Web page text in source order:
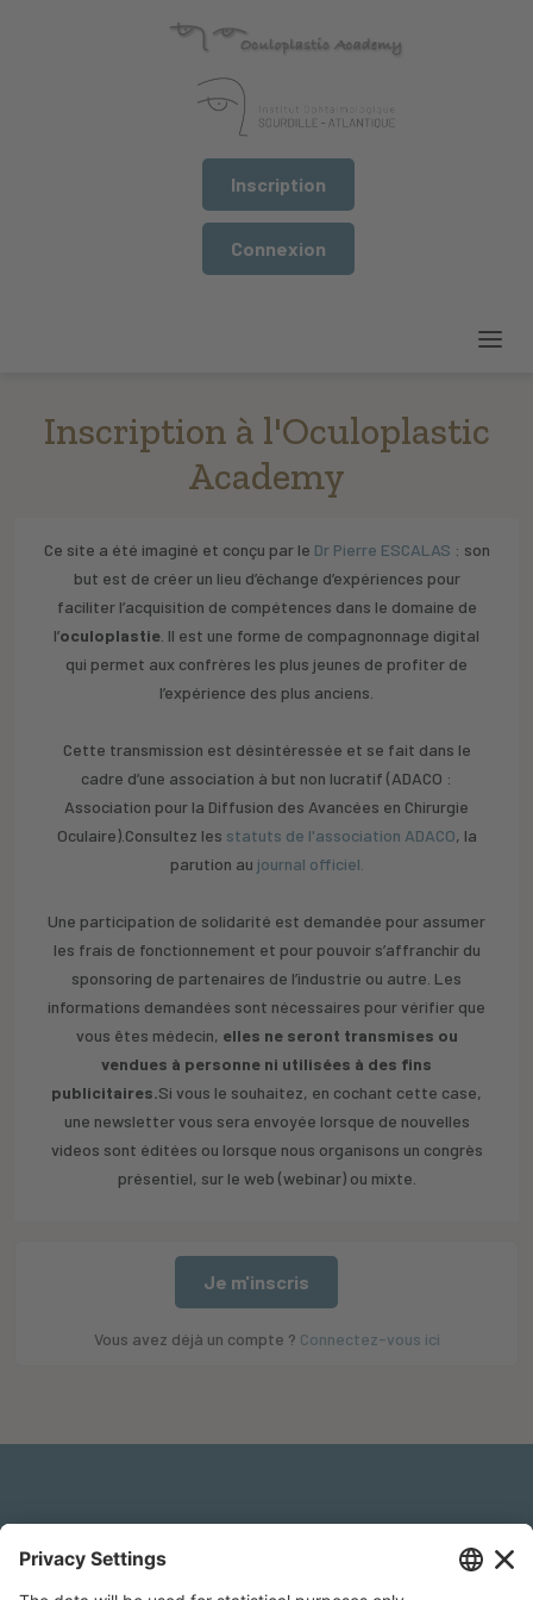
Inscription
Connexion
Inscription à l'Oculoplastic
Academy
Ce site a été imaginé et conçu par le Dr Pierre ESCALAS : son
but est de créer un lieu d’échange d’expériences pour
faciliter l’acquisition de compétences dans le domaine de
l’oculoplastie . Il est une forme de compagnonnage digital
qui permet aux confrères les plus jeunes de profiter de
l’expérience des plus anciens.
Cette transmission est désintéressée et se fait dans le
cadre d’une association à but non lucratif (ADACO :
Association pour la Diffusion des Avancées en Chirurgie
Oculaire).Consultez les statuts de l'association ADACO, la
parution au journal officiel.
Une participation de solidarité est demandée pour assumer
les frais de fonctionnement et pour pouvoir s’affranchir du
sponsoring de partenaires de l’industrie ou autre. Les
informations demandées sont nécessaires pour vérifier que
vous êtes médecin, elles ne seront transmises ou
vendues à personne ni utilisées à des fins
publicitaires.Si vous le souhaitez, en cochant cette case,
une newsletter vous sera envoyée lorsque de nouvelles
videos sont éditées ou lorsque nous organisons un congrès
présentiel, sur le web (webinar) ou mixte.
Je m'inscris
Vous avez déjà un compte ? Connectez-vous ici